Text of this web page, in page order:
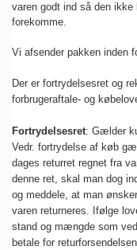
varen godt ind så den ikke
forekomme.
Vi afsender pakken inden
Der er fortrydelsesret og
forbrugeraftale- og
Fortrydelsesret: Gælder
Vedr. fortrydelse af køb
dages returret regnet fra
denne ret, skal man dog
og meddele, at man
varen returneres. Ifølge
stand og mængde som
betale for